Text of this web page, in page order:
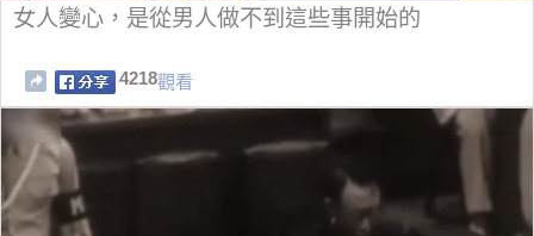
女人變心，是從男人做不到這些事開始的
4218觀看